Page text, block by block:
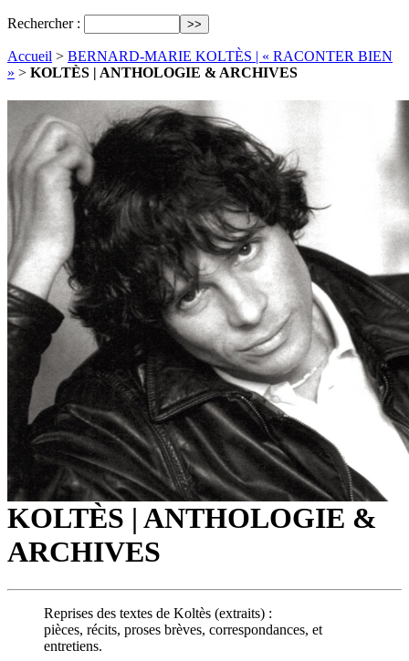
Rechercher :
Accueil > BERNARD-MARIE KOLTÈS | « RACONTER BIEN
» > KOLTÈS | ANTHOLOGIE & ARCHIVES
KOLTÈS | ANTHOLOGIE &
ARCHIVES
Reprises des textes de Koltès (extraits) :
pièces, récits, proses brèves, correspondances, et
entretiens.